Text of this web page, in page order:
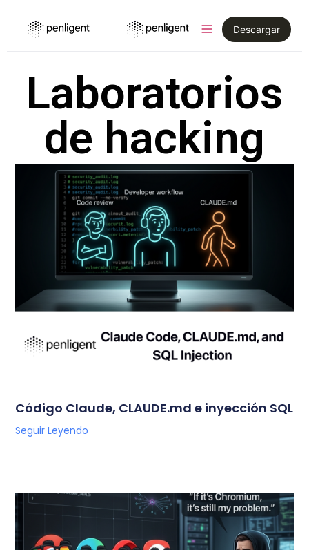
Descargar
Laboratorios
de hacking
Código Claude, CLAUDE.md e inyección SQL
Seguir Leyendo